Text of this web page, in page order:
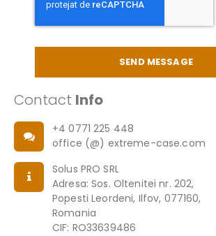
SEND MESSAGE
Contact Info
+4 0771 225 448
office (@) extreme-case.com
Solus PRO SRL
Adresa: Sos. Oltenitei nr. 202,
Popesti Leordeni, Ilfov, 077160,
Romania
CIF: RO33639486